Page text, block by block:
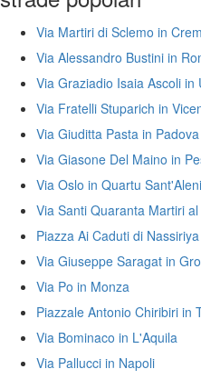
Via Martiri di Sclemo in
Via Alessandro Bustini in
Via Graziadio Isaia Ascoli in
Via Fratelli Stuparich in
Via Giuditta Pasta in Padova
Via Giasone Del Maino in
Via Oslo in Quartu
Via Santi Quaranta Martiri
Piazza Ai Caduti di
Via Giuseppe Saragat in
Via Po in Monza
Piazzale Antonio Chiribiri in
Via Bominaco in L'Aquila
Via Pallucci in Napoli